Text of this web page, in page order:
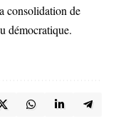
consolidation de
démocratique.